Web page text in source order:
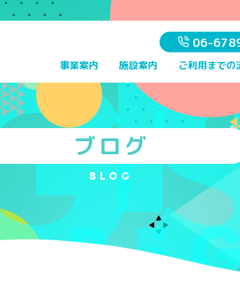
06-
事業案内 施設案内 ご利用までの
ブログ
BLOG